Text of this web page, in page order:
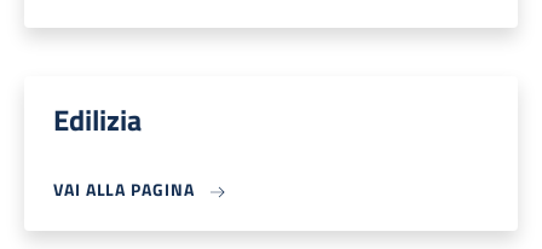
Edilizia
VAI ALLA PAGINA